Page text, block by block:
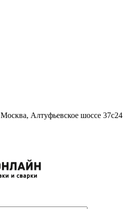
Москва, Алтуфьевское шоссе 37с24